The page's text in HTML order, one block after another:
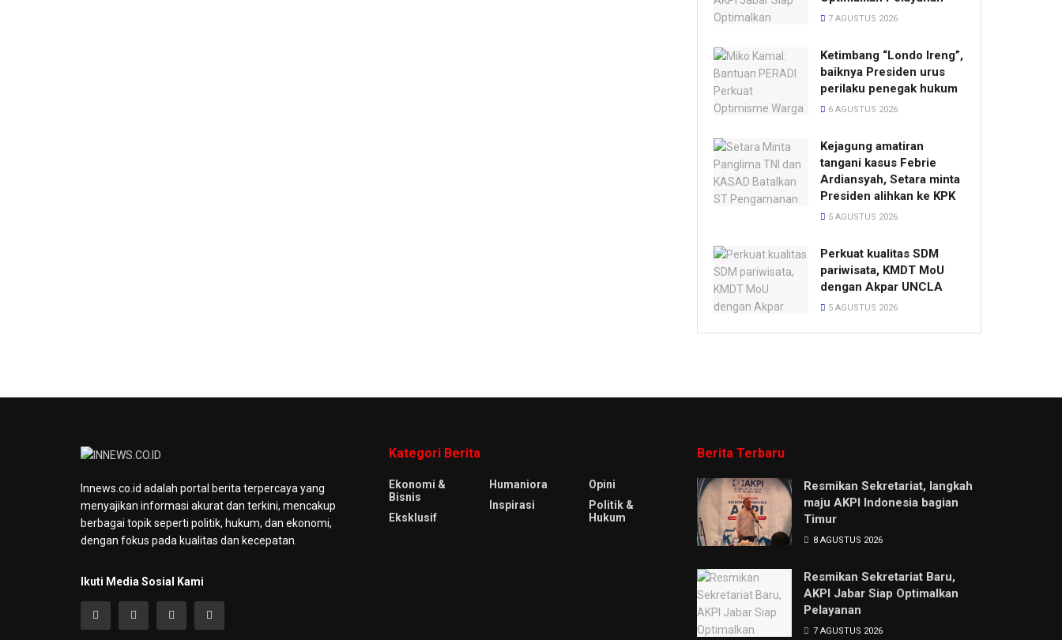
7 AGUSTUS 2026
Ketimbang “Londo Ireng”,
baiknya Presiden urus
perilaku penegak hukum
6 AGUSTUS 2026
Kejagung amatiran
tangani kasus Febrie
Ardiansyah, Setara minta
Presiden alihkan ke KPK
5 AGUSTUS 2026
Perkuat kualitas SDM
pariwisata, KMDT MoU
dengan Akpar UNCLA
5 AGUSTUS 2026
Innews.co.id adalah portal berita terpercaya yang
menyajikan informasi akurat dan terkini, mencakup
berbagai topik seperti politik, hukum, dan ekonomi,
dengan fokus pada kualitas dan kecepatan.
Ikuti Media Sosial Kami
Kategori Berita
Ekonomi &
Bisnis
Eksklusif
Humaniora
Inspirasi
Opini
Politik &
Hukum
Berita Terbaru
Resmikan Sekretariat, langkah
maju AKPI Indonesia bagian
Timur
8 AGUSTUS 2026
Resmikan Sekretariat Baru,
AKPI Jabar Siap Optimalkan
Pelayanan
7 AGUSTUS 2026